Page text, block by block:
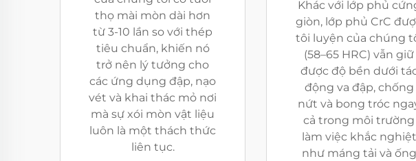
thọ mài mòn dài hơn
từ ​​3-10 lần so với thép
tiêu chuẩn, khiến nó
trở nên lý tưởng cho
các ứng dụng đập, nạo
vét và khai thác mỏ nơi
mà sự xói mòn vật liệu
luôn là một thách thức
liên tục.
Khác với lớp phủ
giòn, lớp phủ CrC
tôi luyện của chúng
(58–65 HRC) vẫn giữ
được độ bền dưới
động va đập, chống
nứt và bong tróc
cả trong môi trường
làm việc khắc nghiệt
như máng tải và ống